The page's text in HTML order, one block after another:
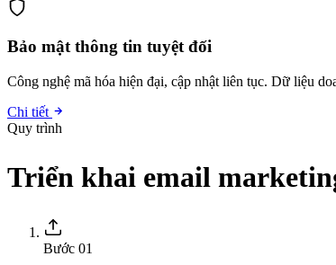
Bảo mật thông tin tuyệt đối
Công nghệ mã hóa hiện đại, cập nhật liên tục. Dữ liệu
Chi tiết
Quy trình
Triển khai email
Bước 01